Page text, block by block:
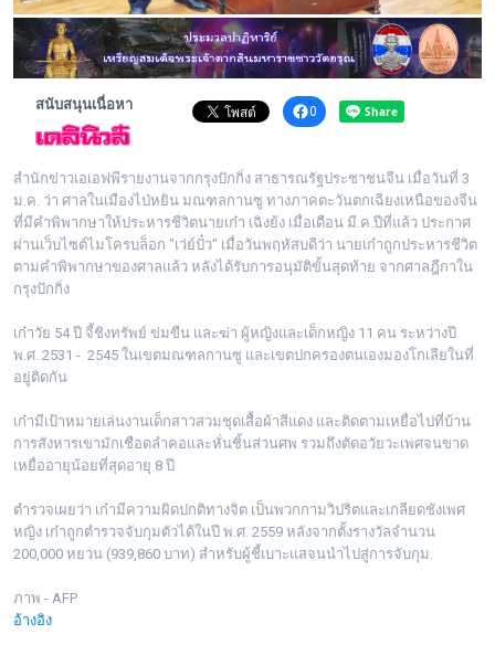
กะฉ่อนช้อปปิ้ง
ติดต่อ
สนับสนุนเนื่อหา 0
สำนักข่าวเอเอฟพีรายงานจากกรุงปักกิ่ง สาธารณรัฐประชาชนจีน เมื่อวันที่ 3
ม.ค. ว่า ศาลในเมืองไป่หยิน มณฑลกานซู ทางภาคตะวันตกเฉียงเหนือของจีน
ที่มีคำพิพากษาให้ประหารชีวิตนายเก๋า เฉิงย้ง เมื่อเดือน มี.ค.ปีที่แล้ว ประกาศ
ผ่านเว็บไซต์ไมโครบล็อก "เว่ย์ปั๋ว" เมื่อวันพฤหัสบดีว่า นายเก๋าถูกประหารชีวิต
ตามคำพิพากษาของศาลแล้ว หลังได้รับการอนุมัติขั้นสุดท้าย จากศาลฎีกาใน
กรุงปักกิ่ง
เก๋าวัย 54 ปี จี้ชิงทรัพย์ ข่มขืน และฆ่า ผู้หญิงและเด็กหญิง 11 คน ระหว่างปี
พ.ศ. 2531 - 2545 ในเขตมณฑลกานซู และเขตปกครองตนเองมองโกเลียในที่
อยู่ติดกัน
เก๋ามีเป้าหมายเล่นงานเด็กสาวสวมชุดเสื้อผ้าสีแดง และติดตามเหยื่อไปที่บ้าน
การสังหารเขามักเชือดลำคอและหั่นชิ้นส่วนศพ รวมถึงตัดอวัยวะเพศจนขาด
เหยื่ออายุน้อยที่สุดอายุ 8 ปี
ตำรวจเผยว่า เก๋ามีความผิดปกติทางจิต เป็นพวกกามวิปริตและเกลียดชังเพศ
หญิง เก๋าถูกตำรวจจับกุมตัวได้ในปี พ.ศ. 2559 หลังจากตั้งรางวัลจำนวน
200,000 หยวน (939,860 บาท) สำหรับผู้ชี้เบาะแสจนนำไปสู่การจับกุม.
ภาพ - AFP
อ้างอิง